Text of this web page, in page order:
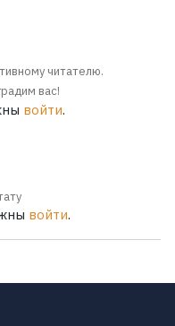
читателю.
вас!
войти.
войти.